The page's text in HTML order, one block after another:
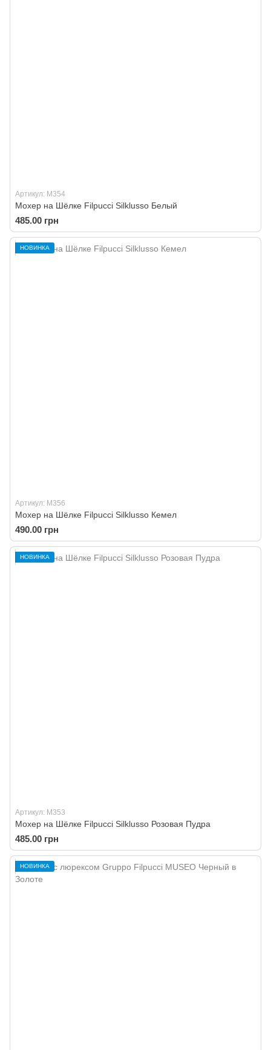
Артикул: M354
Мохер на Шёлке Filpucci Silklusso Белый
485.00 грн
НОВИНКА
Артикул: M356
Мохер на Шёлке Filpucci Silklusso Кемел
490.00 грн
НОВИНКА
Артикул: M353
Мохер на Шёлке Filpucci Silklusso Розовая Пудра
485.00 грн
НОВИНКА